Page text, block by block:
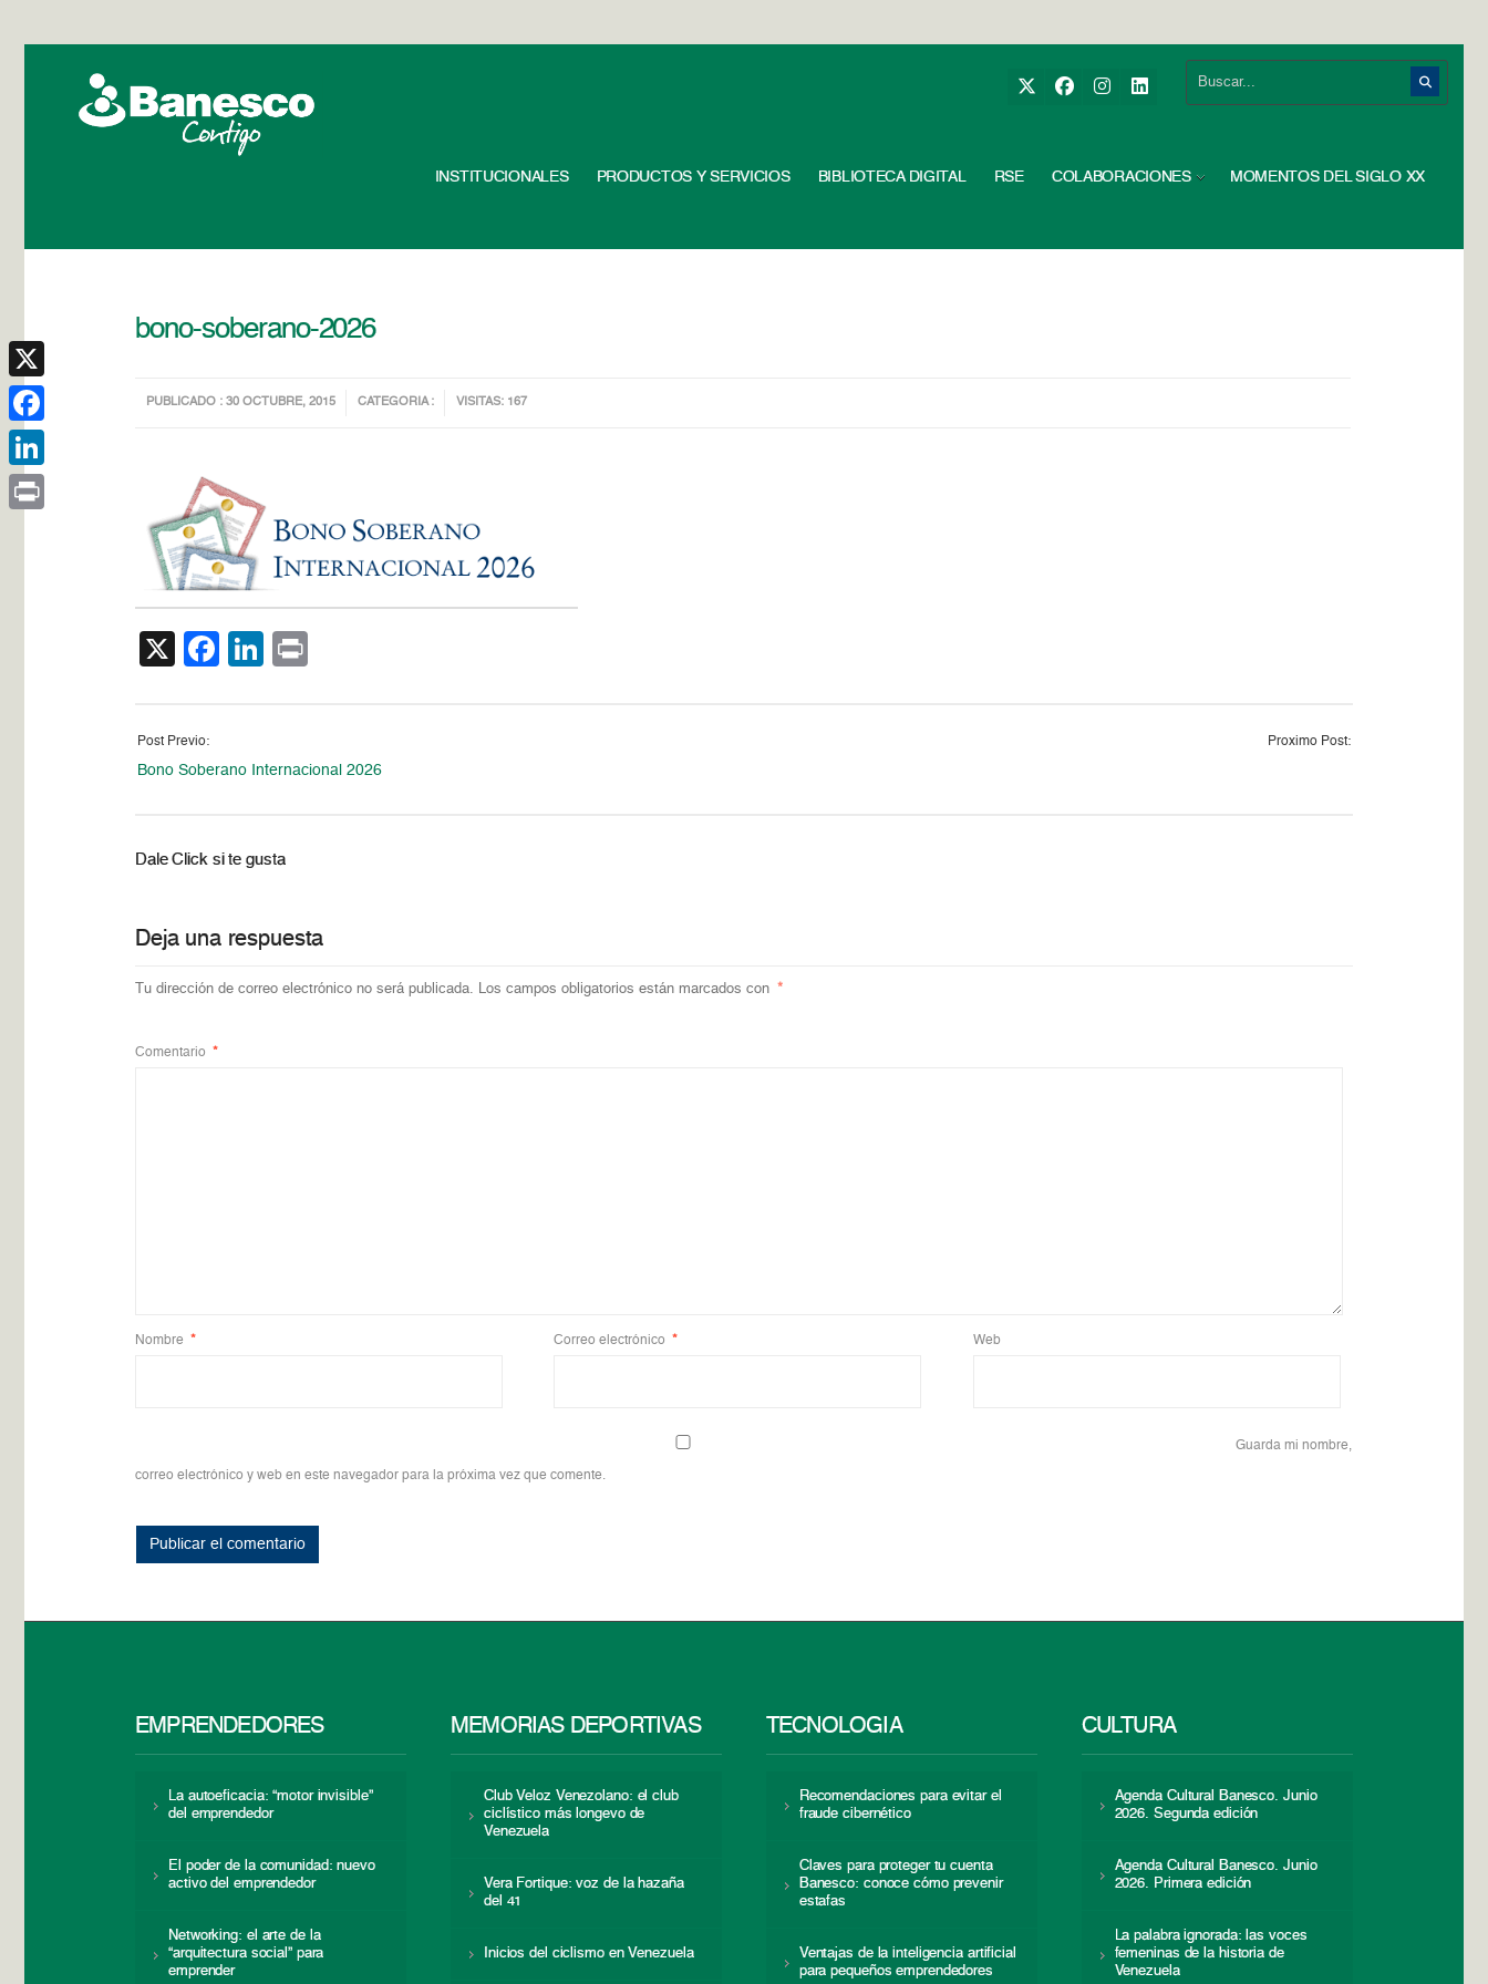
INSTITUCIONALES PRODUCTOS Y SERVICIOS BIBLIOTECA DIGITAL RSE COLABORACIONES MOMENTOS DEL SIGLO XX
bono-soberano-2026
PUBLICADO : 30 OCTUBRE, 2015 CATEGORIA : VISITAS: 167
X Facebook
LinkedIn
Post Previo:
Bono Soberano Internacional 2026
Proximo Post:
Dale Click si te gusta
Deja una respuesta
Tu dirección de correo electrónico no será publicada. Los campos obligatorios están marcados con *
Comentario *
Nombre * Correo electrónico * Web
Guarda mi nombre,
correo electrónico y web en este navegador para la próxima vez que comente.
EMPRENDEDORES
La autoeficacia: “motor invisible”
del emprendedor
El poder de la comunidad: nuevo
activo del emprendedor
Networking: el arte de la
“arquitectura social” para
emprender
MEMORIAS DEPORTIVAS
Club Veloz Venezolano: el club
ciclístico más longevo de
Venezuela
Vera Fortique: voz de la hazaña
del 41
Inicios del ciclismo en Venezuela
TECNOLOGÍA
Recomendaciones para evitar el
fraude cibernético
Claves para proteger tu cuenta
Banesco: conoce cómo prevenir
estafas
Ventajas de la inteligencia artificial
para pequeños emprendedores
CULTURA
Agenda Cultural Banesco. Junio
2026. Segunda edición
Agenda Cultural Banesco. Junio
2026. Primera edición
La palabra ignorada: las voces
femeninas de la historia de
Venezuela
X
Facebook
LinkedIn